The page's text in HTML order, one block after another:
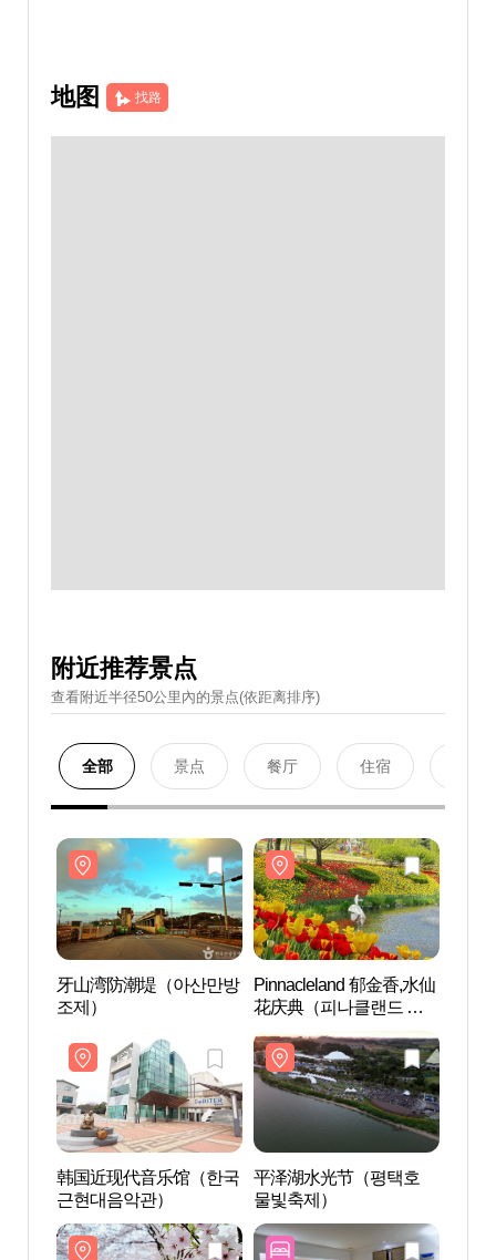
地图 找路
附近推荐景点
查看附近半径50公里內的景点(依距离排序)
全部 景点 餐厅 住宿
牙山湾防潮堤（아산만방
조제）
Pinnacleland 郁金香,水仙
花庆典（피나클랜드 백
만송이 튤립 수선화 봄꽃
대향연）
韩国近现代音乐馆（한국
근현대음악관）
平泽湖水光节（평택호
물빛축제）